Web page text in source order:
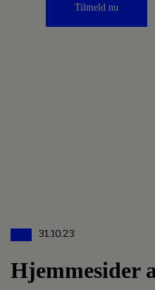
Tilmeld nu
31.10.23
Hjemmesider